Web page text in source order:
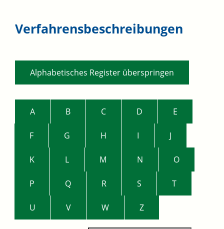
Verfahrensbeschreibungen
Alphabetisches Register überspringen
A B C D E
F G H I J
K L M N O
P Q R S T
U V W Z